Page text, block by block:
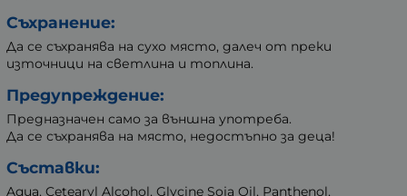
Съхранение:
Да се съхранява на сухо място, далеч от преки
източници на светлина и топлина.
Предупреждение:
Предназначен само за външна употреба.
Да се съхранява на място, недостъпно за деца!
Съставки:
Aqua, Cetearyl Alcohol, Glycine Soja Oil, Panthenol,